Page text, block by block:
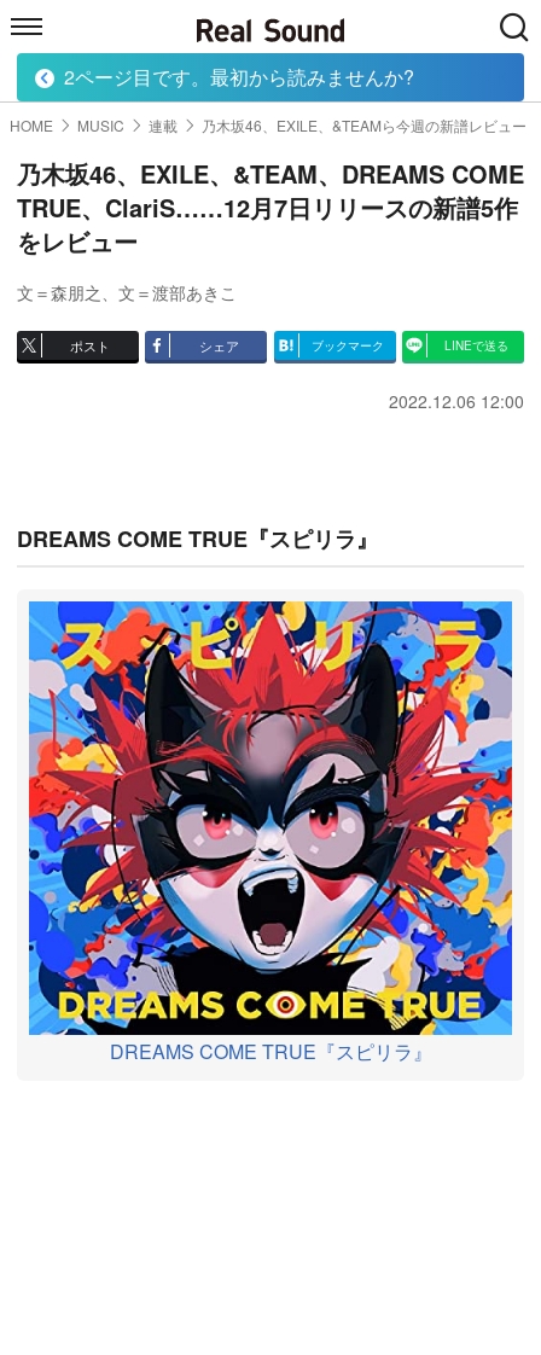
HOME MUSIC MOVIE TECH
HOME MUSIC 連載 乃木坂46、EXILE、&TEAMら今週の新譜レビュー
乃木坂46、EXILE、&TEAM、DREAMS COME
TRUE、ClariS……12月7日リリースの新譜5作
をレビュー
文＝森朋之、 文＝渡部あきこ
ポスト シェア ブックマーク LINEで送る
2022.12.06 12:00
DREAMS COME TRUE『スピリラ』
DREAMS COME TRUE『スピリラ』
2ページ目です。最初から読みませんか?